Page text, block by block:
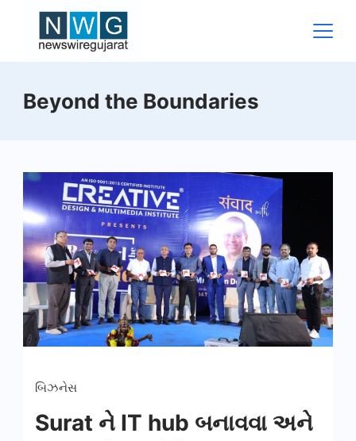
Wire
Beyond the Boundaries
બિઝનેસ
Surat ને IT hub બનાવવા અને